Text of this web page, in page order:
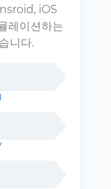
iOS
레이션하는
니다.